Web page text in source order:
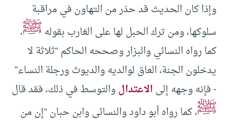
وإذا كان الحديث قد حذر من التهاون في مراقبة
سلوكها، ومن ترك الحبل لها على الغارب بقولهﷺ،
كما رواه النسائي والبزار وصححه الحاكم “ثلاثة لا
يدخلون الجنة، العاق لوالديه والديوث ورجلة النساء”
-‏ فإنه وجهه إلىالاعتدالوالتوسط في ذلك، فقد قال
ﷺ، كما رواه أبو داود والنسائى وابن حبان “إن من